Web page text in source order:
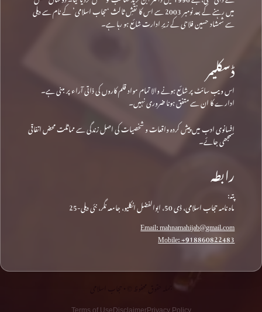
میں رہنے کے بعد نومبر 2003 سے اس کا نقشِ ثالث ‘حجاب اسلامی’ کے نام سے دہلی
سے شمشاد حسین فلاحی کے زیرِ ادارت شائع ہو رہا ہے۔
ڈسکلیمر
اس ویب سائٹ پر شائع ہونے والا تمام مواد قلم کاروں کی ذاتی آراء پر مبنی ہے۔
ادارے کا ان سے متفق ہونا ضروری نہیں۔
افسانوی ادب میں پیش کردہ واقعات و شخصیات کی اصل زندگی سے مماثلت محض اتفاقی
سمجھی جائے۔
رابطہ
پتہ:
ماہ نامہ حجاب اسلامی، ڈی 50، ابوالفضل انکلیو، جامعہ نگر، نئی دہلی-25
Email: mahnamahijab@gmail.com
Mobile: +918860822483
Privacy Policy
Disclaimer
Terms of Use